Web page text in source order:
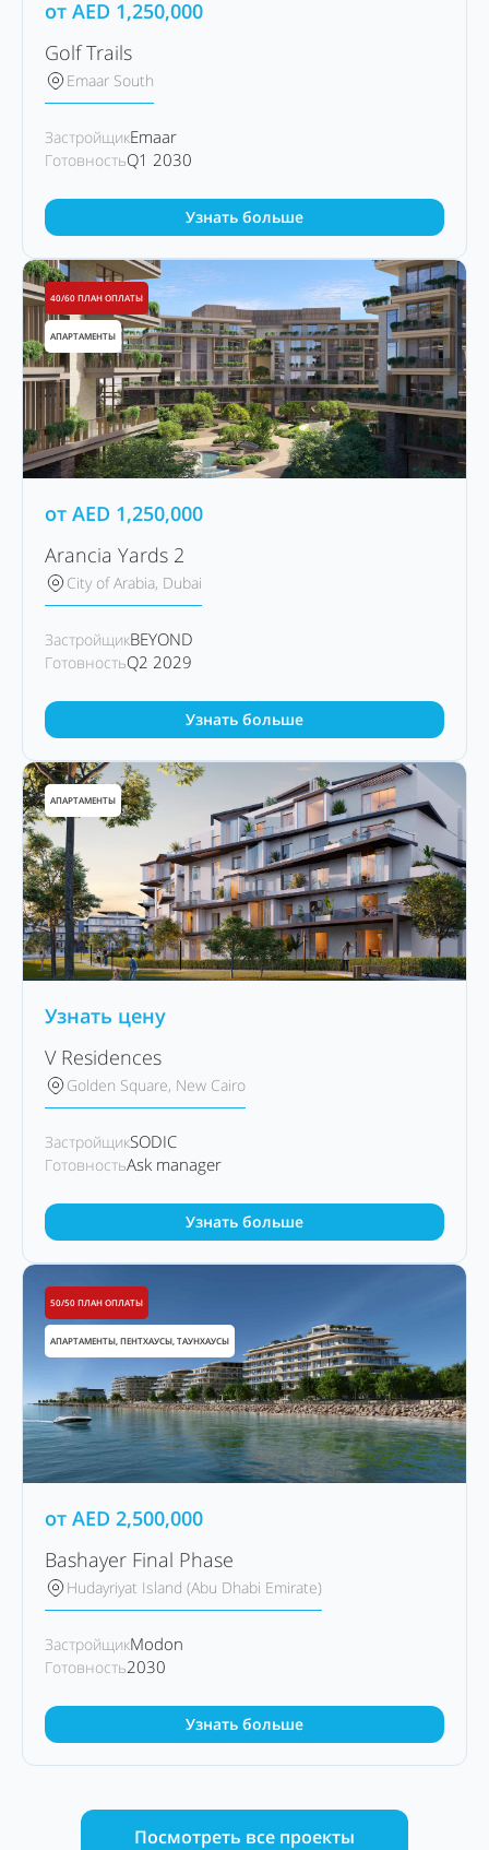
от AED 1,250,000
Golf Trails
Emaar South
ЗастройщикEmaar
ГотовностьQ1 2030
Узнать больше
40/60 ПЛАН ОПЛАТЫ
АПАРТАМЕНТЫ
от AED 1,250,000
Arancia Yards 2
City of Arabia, Dubai
ЗастройщикBEYOND
ГотовностьQ2 2029
Узнать больше
АПАРТАМЕНТЫ
Узнать цену
V Residences
Golden Square, New Cairo
ЗастройщикSODIC
ГотовностьAsk manager
Узнать больше
50/50 ПЛАН ОПЛАТЫ
АПАРТАМЕНТЫ, ПЕНТХАУСЫ, ТАУНХАУСЫ
от AED 2,500,000
Bashayer Final Phase
Hudayriyat Island (Abu Dhabi Emirate)
ЗастройщикModon
Готовность2030
Узнать больше
Посмотреть все проекты